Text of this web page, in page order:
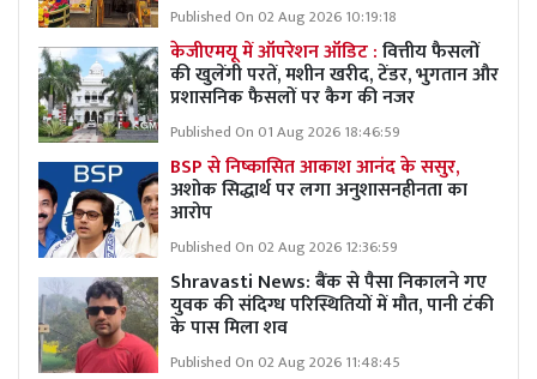
Published On 02 Aug 2026 10:19:18
केजीएमयू में ऑपरेशन ऑडिट :वित्तीय फैसलों
की खुलेंगी परतें, मशीन खरीद, टेंडर, भुगतान और
प्रशासनिक फैसलों पर कैग की नजर
Published On 01 Aug 2026 18:46:59
BSP से निष्कासित आकाश आनंद के ससुर,
अशोक सिद्धार्थ पर लगा अनुशासनहीनता का
आरोप
Published On 02 Aug 2026 12:36:59
Shravasti News: बैंक से पैसा निकालने गए
युवक की संदिग्ध परिस्थितियों में मौत, पानी टंकी
के पास मिला शव
Published On 02 Aug 2026 11:48:45